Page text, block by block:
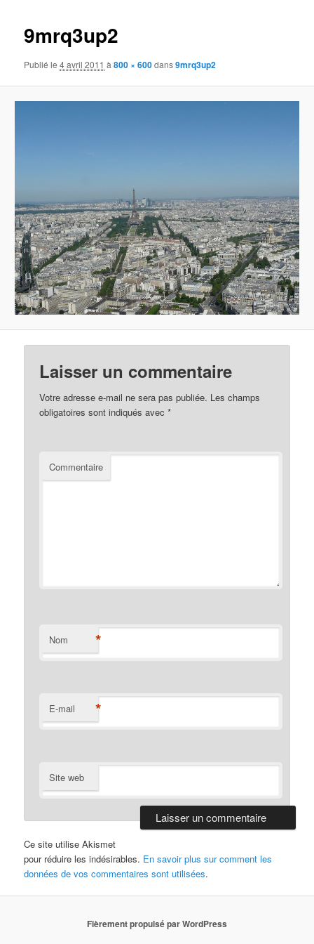
9mrq3up2
Publié le4 avril 2011 à800 × 600dans9mrq3up2
Laisser un commentaire
Votre adresse e-mail ne sera pas publiée. Les champs
obligatoires sont indiqués avec*
Commentaire
Nom *
E-mail *
Site web
Ce site utilise Akismet
pour réduire les indésirables. En savoir plus sur comment les
données de vos commentaires sont utilisées.
Fièrement propulsé par WordPress